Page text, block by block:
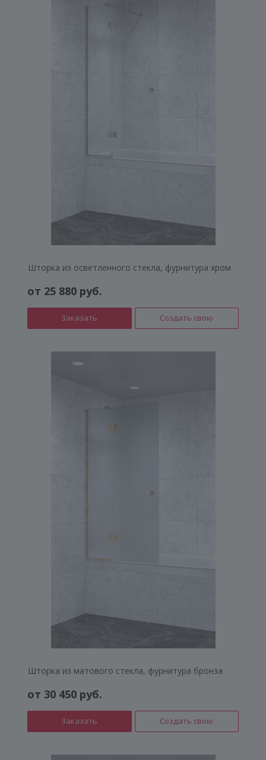
Шторка из осветленного стекла, фурнитура хром
от 25 880 руб.
Заказать Создать свою
Шторка из матового стекла, фурнитура бронза
от 30 450 руб.
Заказать Создать свою